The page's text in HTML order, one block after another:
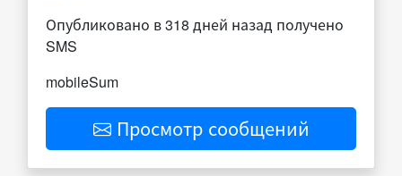
Опубликовано в 318 дней назад получено
SMS
mobileSum
Просмотр сообщений